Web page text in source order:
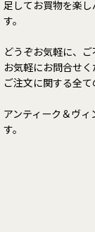
足してお買物を楽
す。
どうぞお気軽に、
お気軽にお問合せく
ご注文に関する全て
アンティーク＆ヴ
す。